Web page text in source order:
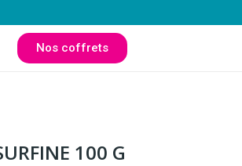
Nos coffrets
100 G